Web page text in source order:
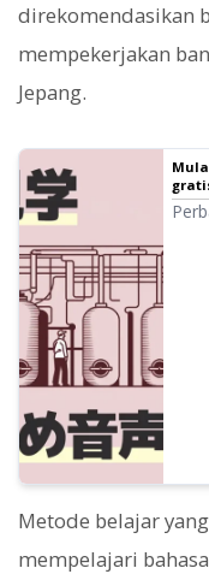
direkomendasikan
mempekerjakan
Jepang.
Metode belajar
mempelajari